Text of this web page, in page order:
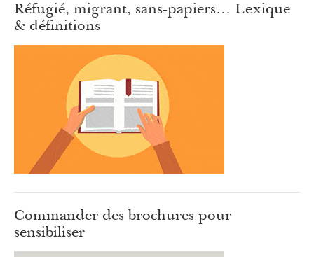
Réfugié, migrant, sans-papiers… Lexique
& définitions
Commander des brochures pour
sensibiliser